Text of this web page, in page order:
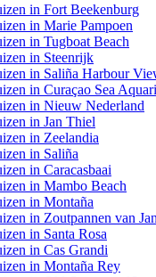
in Fort Beekenburg
in Marie Pampoen
in Tugboat Beach
in Steenrijk
in Saliña Harbour
in Curaçao Sea
in Nieuw Nederland
in Jan Thiel
in Zeelandia
in Saliña
in Caracasbaai
in Mambo Beach
in Montaña
in Zoutpannen van
in Santa Rosa
in Cas Grandi
in Montaña Rey